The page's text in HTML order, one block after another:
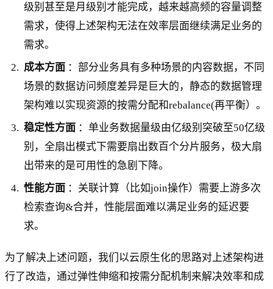
级别甚至是月级别才能完成，越来越高频的容量调整
需求，使得上述架构无法在效率层面继续满足业务的
需求。
成本方面 ：部分业务具有多种场景的内容数据，不同
场景的数据访问频度差异是巨大的，静态的数据管理
架构难以实现资源的按需分配和rebalance(再平衡）。
稳定性方面 ：单业务数据量级由亿级别突破至50亿级
别，全扇出模式下需要扇出数百个分片服务，极大扇
出带来的是可用性的急剧下降。
性能方面 ：关联计算（比如join操作）需要上游多次
检索查询&合并，性能层面难以满足业务的延迟要
求。
为了解决上述问题，我们以云原生化的思路对上述架构进
行了改造，通过弹性伸缩和按需分配机制来解决效率和成